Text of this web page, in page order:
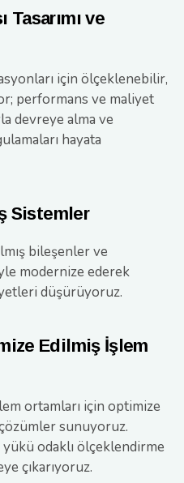
Tasarımı ve
için ölçeklenebilir,
performans ve maliyet
devreye alma ve
hayata
Sistemler
bileşenler ve
modernize ederek
düşürüyoruz.
Edilmiş İşlem
ortamları için optimize
çözümler sunuyoruz.
odaklı ölçeklendirme
çıkarıyoruz.